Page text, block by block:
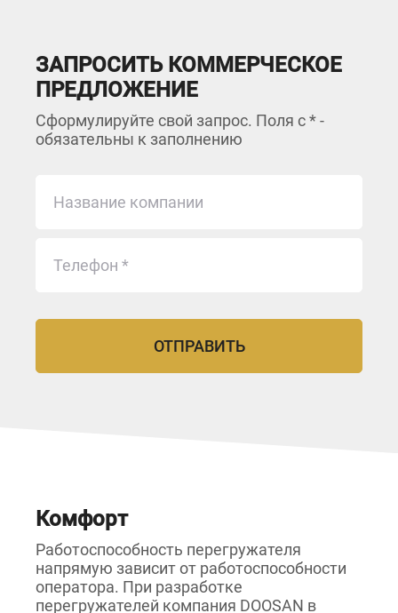
ЗАПРОСИТЬ КОММЕРЧЕСКОЕ
ПРЕДЛОЖЕНИЕ
Сформулируйте свой запрос. Поля с * -
обязательны к заполнению
Комфорт
Работоспособность перегружателя
напрямую зависит от работоспособности
оператора. При разработке
перегружателей компания DOOSAN в